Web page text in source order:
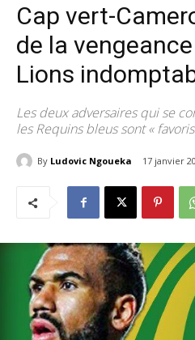
Cap vert-
de la
Lions
Les deux adversaires qui se
les Requins bleus sont «
By Ludovic Ngoueka 17 janvier